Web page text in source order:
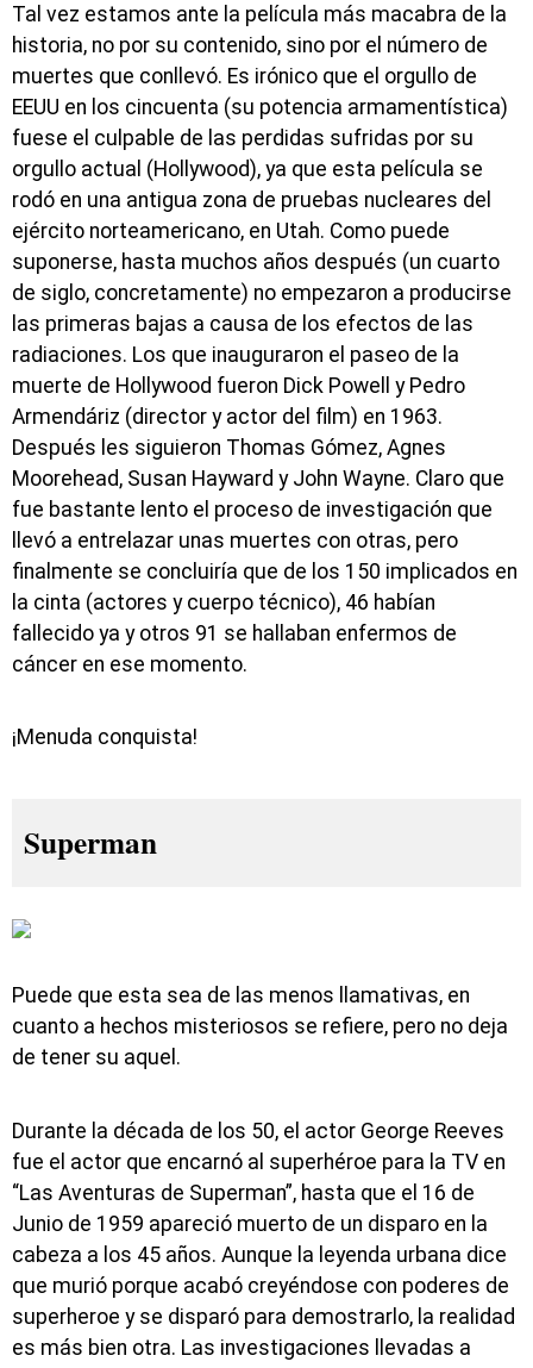
Tal vez estamos ante la película más macabra de la
historia, no por su contenido, sino por el número de
muertes que conllevó. Es irónico que el orgullo de
EEUU en los cincuenta (su potencia armamentística)
fuese el culpable de las perdidas sufridas por su
orgullo actual (Hollywood), ya que esta película se
rodó en una antigua zona de pruebas nucleares del
ejército norteamericano, en Utah. Como puede
suponerse, hasta muchos años después (un cuarto
de siglo, concretamente) no empezaron a producirse
las primeras bajas a causa de los efectos de las
radiaciones. Los que inauguraron el paseo de la
muerte de Hollywood fueron Dick Powell y Pedro
Armendáriz (director y actor del film) en 1963.
Después les siguieron Thomas Gómez, Agnes
Moorehead, Susan Hayward y John Wayne. Claro que
fue bastante lento el proceso de investigación que
llevó a entrelazar unas muertes con otras, pero
finalmente se concluiría que de los 150 implicados en
la cinta (actores y cuerpo técnico), 46 habían
fallecido ya y otros 91 se hallaban enfermos de
cáncer en ese momento.
¡Menuda conquista!
Superman
Puede que esta sea de las menos llamativas, en
cuanto a hechos misteriosos se refiere, pero no deja
de tener su aquel.
Durante la década de los 50, el actor George Reeves
fue el actor que encarnó al superhéroe para la TV en
“Las Aventuras de Superman”, hasta que el 16 de
Junio de 1959 apareció muerto de un disparo en la
cabeza a los 45 años. Aunque la leyenda urbana dice
que murió porque acabó creyéndose con poderes de
superheroe y se disparó para demostrarlo, la realidad
es más bien otra. Las investigaciones llevadas a